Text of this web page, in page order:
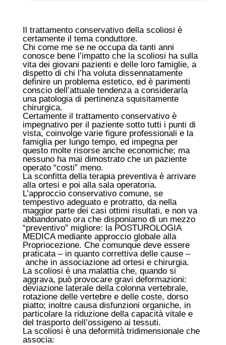
Il trattamento conservativo della scoliosi è
certamente il tema conduttore.
Chi come me se ne occupa da tanti anni
conosce bene l’impatto che la scoliosi ha sulla
vita dei giovani pazienti e delle loro famiglie, a
dispetto di chi l’ha voluta dissennatamente
definire un problema estetico, ed è parimenti
conscio dell’attuale tendenza a considerarla
una patologia di pertinenza squisitamente
chirurgica.
Certamente il trattamento conservativo è
impegnativo per il paziente sotto tutti i punti di
vista, coinvolge varie figure professionali e la
famiglia per lungo tempo, ed impegna per
questo molte risorse anche economiche; ma
nessuno ha mai dimostrato che un paziente
operato “costi” meno.
La sconfitta della terapia preventiva è arrivare
alla ortesi e poi alla sala operatoria.
L’approccio conservativo comune, se
tempestivo adeguato e protratto, da nella
maggior parte dei casi ottimi risultati, e non va
abbandonato ora che disponiamo di un mezzo
“preventivo” migliore: la POSTUROLOGIA
MEDICA mediante approccio globale alla
Propriocezione. Che comunque deve essere
praticata – in quanto correttiva delle cause –
anche in associazione ad ortesi e chirurgia.
La scoliosi è una malattia che, quando si
aggrava, può provocare gravi deformazioni:
deviazione laterale della colonna vertebrale,
rotazione delle vertebre e delle coste, dorso
piatto; inoltre causa disfunzioni organiche, in
particolare la riduzione della capacità vitale e
del trasporto dell’ossigeno ai tessuti.
La scoliosi è una deformità tridimensionale che
associa: